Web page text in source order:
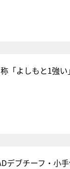
「よしもと1強い
デブチーフ・小